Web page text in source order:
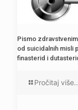
Pismo
od suicidalnih misli
finasterid i
Pročitaj